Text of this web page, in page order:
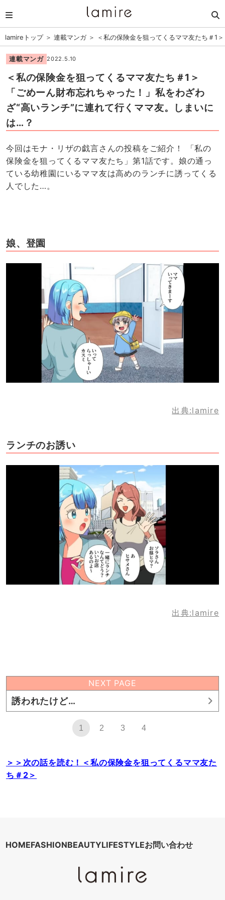
lamireトップ＞ 連載マンガ＞ ＜私の保険金を狙ってくるママ友たち＃1
連載マンガ 2022.5.10
＜私の保険金を狙ってくるママ友たち＃1＞
「ごめーん財布忘れちゃった！」私をわざわ
ざ“高いランチ”に連れて行くママ友。しまいに
は…？
今回はモナ・リザの戯言さんの投稿をご紹介！ 「私の
保険金を狙ってくるママ友たち」第1話です。娘の通っ
ている幼稚園にいるママ友は高めのランチに誘ってくる
人でした…。
娘、登園
出典:lamire
ランチのお誘い
出典:lamire
NEXT PAGE
誘われたけど…
1 2 3 4
＞＞次の話を読む！＜私の保険金を狙ってくるママ友た
ち＃2＞
HOMEFASHIONBEAUTYLIFESTYLEお問い合わせ